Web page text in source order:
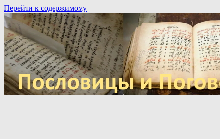
Перейти к содержимому